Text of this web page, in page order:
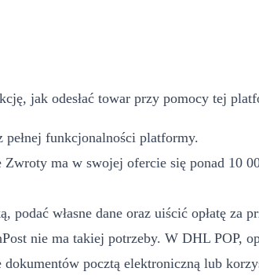
jak odesłać towar przy pomocy tej
funkcjonalności platformy.
ma w swojej ofercie się ponad 10
własne dane oraz uiścić opłatę za
nie ma takiej potrzeby. W DHL POP,
pocztą elektroniczną lub